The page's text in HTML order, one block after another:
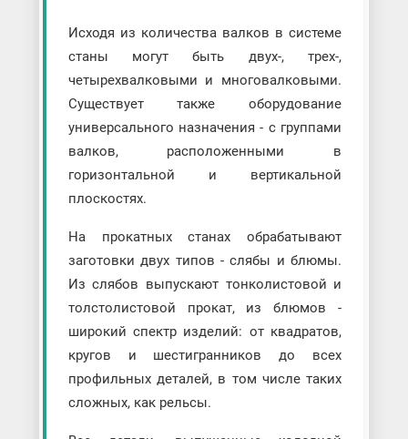
Исходя из количества валков в системе
станы могут быть двух-, трех-,
четырехвалковыми и многовалковыми.
Существует также оборудование
универсального назначения - с группами
валков, расположенными в
горизонтальной и вертикальной
плоскостях.
На прокатных станах обрабатывают
заготовки двух типов - слябы и блюмы.
Из слябов выпускают тонколистовой и
толстолистовой прокат, из блюмов -
широкий спектр изделий: от квадратов,
кругов и шестигранников до всех
профильных деталей, в том числе таких
сложных, как рельсы.